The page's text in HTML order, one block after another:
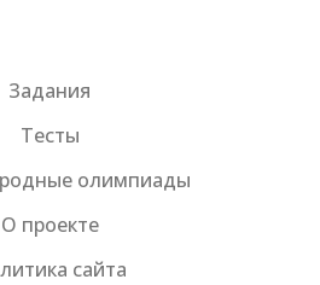
Задания
Тесты
олимпиады
О проекте
сайта